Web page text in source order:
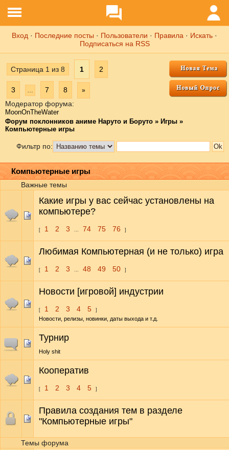
Вход · Последние посты · Пользователи · Правила · Искать ·
Подписаться на RSS
Страница 1 из 8 1 2
3 … 7 8 »
Модератор форума:
MoonOnTheWater
Форум поклонников аниме Наруто и Боруто » Игры »
Компьютерные игры
Фильтр по:
Компьютерные игры
Важные темы
Какие игры у вас сейчас установлены на
компьютере?
[ 1 2 3 … 74 75 76 ]
Любимая Компьютерная (и не только) игра
[ 1 2 3 … 48 49 50 ]
Новости [игровой] индустрии
[ 1 2 3 4 5 ]
Новости, релизы, новинки, даты выхода и т.д.
Турнир
Holy shit
Кооператив
[ 1 2 3 4 5 ]
Правила создания тем в разделе
"Компьютерные игры"
Темы форума